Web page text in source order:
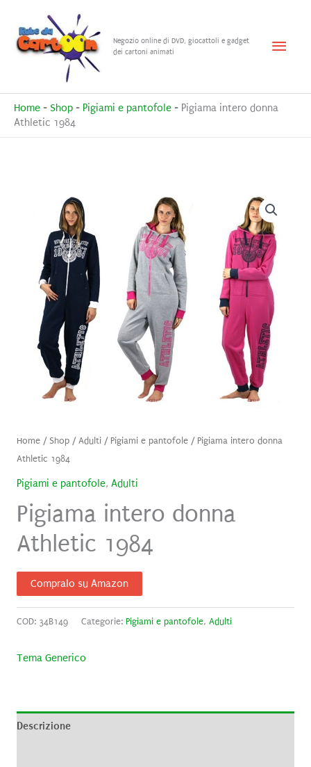
contenuto
Negozio online di DVD, giocattoli e gadget
dei cartoni animati
Menu
Home - Shop - Pigiami e pantofole - Pigiama intero donna
Athletic 1984
Home/ Shop/Adulti/ Pigiami e pantofole/ Pigiama intero donna
Athletic 1984
Pigiami e pantofole, Adulti
Pigiama intero donna
Athletic 1984
Compralo su Amazon
COD: 34B149 Categorie: Pigiami e pantofole, Adulti
Tema Generico
Descrizione